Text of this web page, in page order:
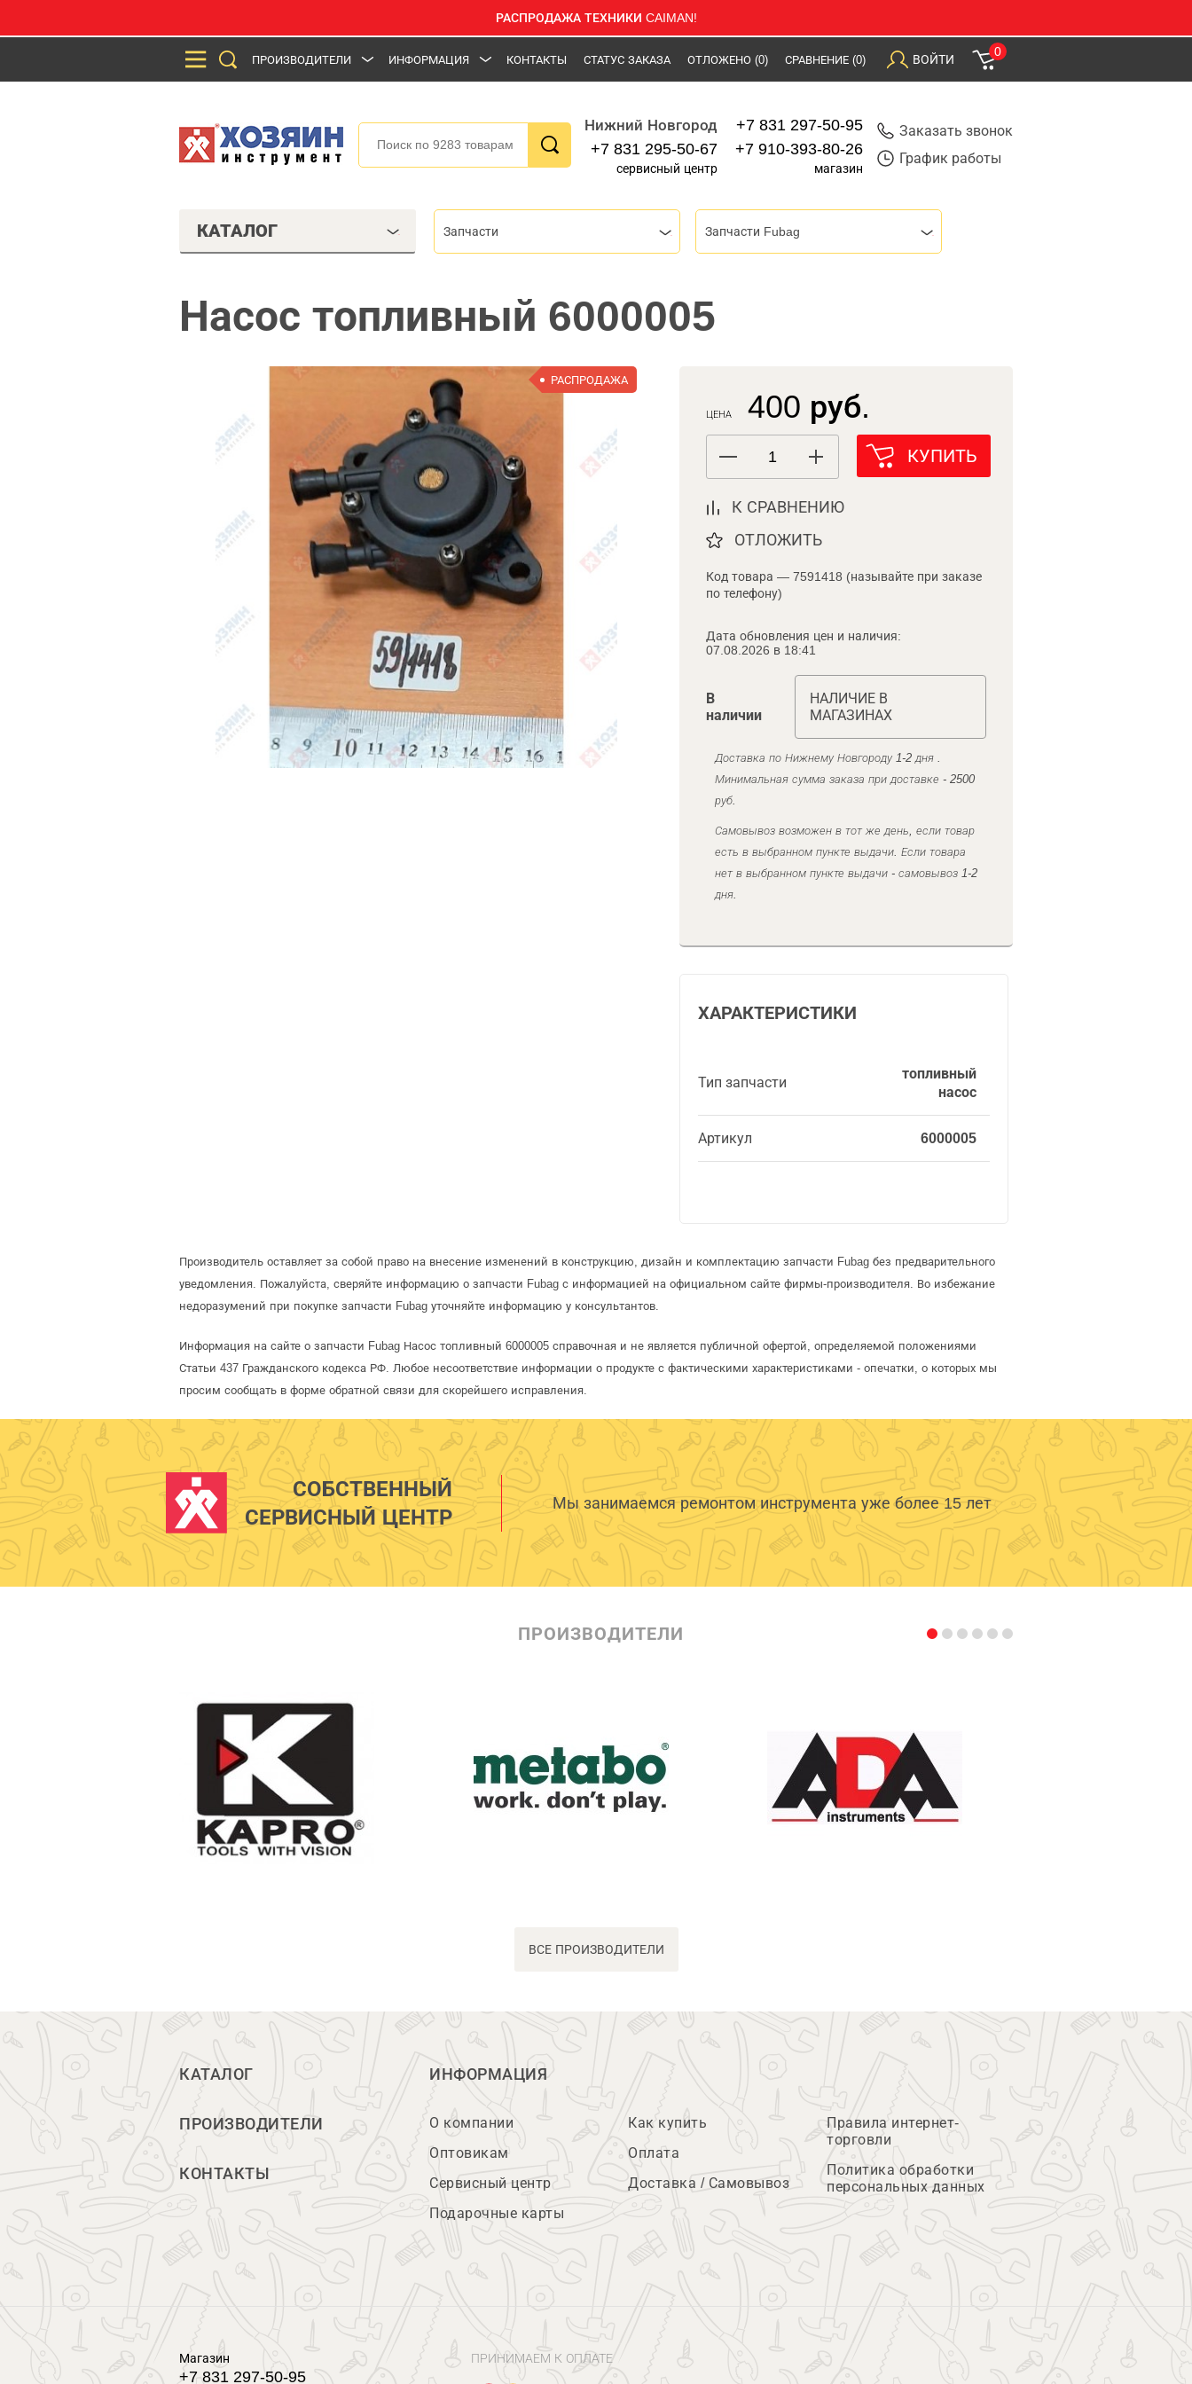
РАСПРОДАЖА ТЕХНИКИ CAIMAN!
ПРОИЗВОДИТЕЛИ ИНФОРМАЦИЯ КОНТАКТЫ СТАТУС ЗАКАЗА ОТЛОЖЕНО (0) СРАВНЕНИЕ (0) ВОЙТИ
0
Нижний Новгород
+7 831 295-50-67
сервисный центр
+7 831 297-50-95
+7 910-393-80-26
магазин
Заказать звонок
График работы
КАТАЛОГ Запчасти Запчасти Fubag
Насос топливный 6000005
РАСПРОДАЖА
ЦЕНА 400 руб.
КУПИТЬ
К СРАВНЕНИЮ
ОТЛОЖИТЬ
Код товара — 7591418 (называйте при заказе
по телефону)
Дата обновления цен и наличия:
07.08.2026 в 18:41
В
наличии
НАЛИЧИЕ В
МАГАЗИНАХ
Доставка по Нижнему Новгороду 1-2 дня .
Минимальная сумма заказа при доставке - 2500
руб.
Самовывоз возможен в тот же день, если товар
есть в выбранном пункте выдачи. Если товара
нет в выбранном пункте выдачи - самовывоз 1-2
дня.
ХАРАКТЕРИСТИКИ
Тип запчасти
топливный
насос
Артикул 6000005
Производитель оставляет за собой право на внесение изменений в конструкцию, дизайн и комплектацию запчасти Fubag без предварительного
уведомления. Пожалуйста, сверяйте информацию о запчасти Fubag с информацией на официальном сайте фирмы-производителя. Во избежание
недоразумений при покупке запчасти Fubag уточняйте информацию у консультантов.
Информация на сайте о запчасти Fubag Насос топливный 6000005 справочная и не является публичной офертой, определяемой положениями
Статьи 437 Гражданского кодекса РФ. Любое несоответствие информации о продукте с фактическими характеристиками - опечатки, о которых мы
просим сообщать в форме обратной связи для скорейшего исправления.
СОБСТВЕННЫЙ
СЕРВИСНЫЙ ЦЕНТР
Мы занимаемся ремонтом инструмента уже более 15 лет
ПРОИЗВОДИТЕЛИ
ВСЕ ПРОИЗВОДИТЕЛИ
КАТАЛОГ
ПРОИЗВОДИТЕЛИ
КОНТАКТЫ
ИНФОРМАЦИЯ
О компании
Оптовикам
Сервисный центр
Подарочные карты
Как купить
Оплата
Доставка / Самовывоз
Правила интернет-
торговли
Политика обработки
персональных данных
Магазин
+7 831 297-50-95
ПРИНИМАЕМ К ОПЛАТЕ